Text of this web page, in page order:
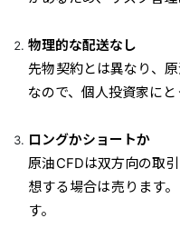
物理的な配送なし
先物契約とは異なり、
なので、個人投資家に
ロングかショートか
原油CFDは双方向の取
想する場合は売ります
す。